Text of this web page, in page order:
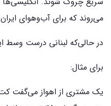
می‌روند که برای آب‌وهوای
در حالی‌که لبنانی درست وسط
برای مثال:
یک مشتری از اهواز می‌گفت